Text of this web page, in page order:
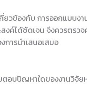
ยวข้องกับ การออกแบบง
งค์ได้ชัดเจน จึงควรตรว
การนำเสนอเสมอ
อบปัญหาใดของงานวิจัย